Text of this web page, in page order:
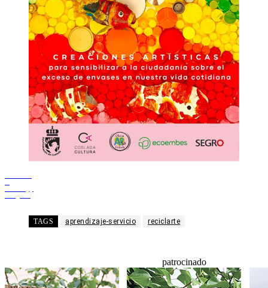
TAGS aprendizaje-servicio reciclarte
patrocinado